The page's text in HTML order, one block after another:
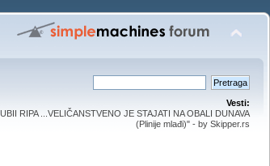
Vesti:
RIPA ...VELIČANSTVENO JE STAJATI NA OBALI DUNAVA
(Plinije mlađi)" - by Skipper.rs